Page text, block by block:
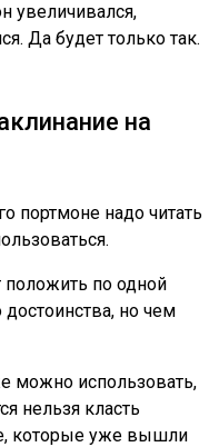
увеличивался,
Да будет только так.
на
портмоне надо читать
положить по одной
но чем
можно использовать,
нельзя класть
которые уже вышли